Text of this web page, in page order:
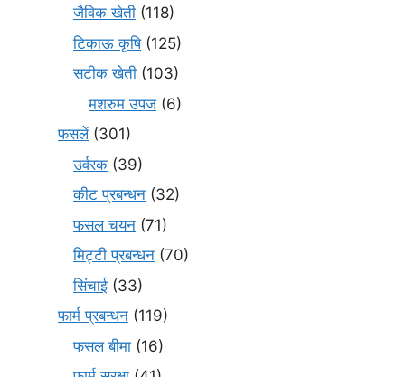
जैविक खेती (118)
टिकाऊ कृषि(125)
सटीक खेती (103)
मशरुम उपज (6)
फसलें(301)
उर्वरक (39)
कीट प्रबन्धन (32)
फसल चयन (71)
मि‌ट्टी प्रबन्धन (70)
सिंचाई (33)
फार्म प्रबन्धन (119)
फसल बीमा (16)